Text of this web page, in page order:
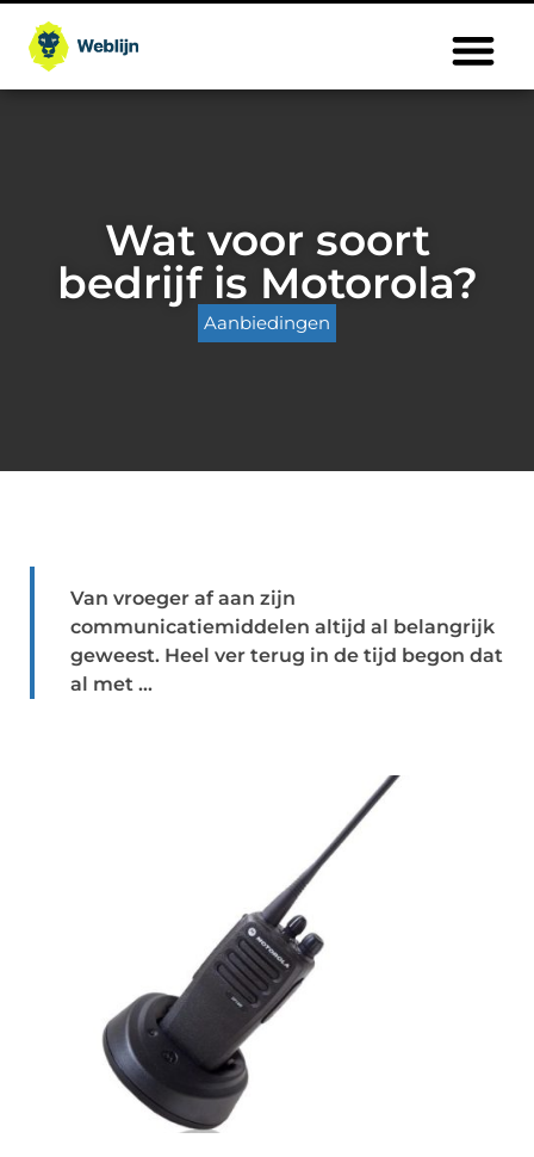
Wat voor soort
bedrijf is Motorola?
Aanbiedingen
Van vroeger af aan zijn
communicatiemiddelen altijd al belangrijk
geweest. Heel ver terug in de tijd begon dat
al met ...